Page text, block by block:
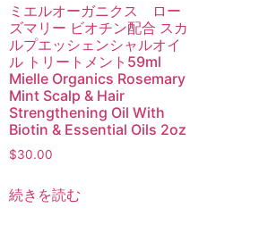
ミエルオーガニクス ロー
ズマリー ビオチン配合 スカ
ルプエッシェンシャルオイ
ル トリートメント59ml
Mielle Organics Rosemary
Mint Scalp & Hair
Strengthening Oil With
Biotin & Essential Oils 2oz
$30.00
続きを読む